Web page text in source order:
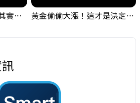
天天被9萬口空單嚇，其實你盯錯地方了｜Mr.Jimmy高志銘 #台股 #外資期貨 #融資 黃金偷偷大漲！這才是決定台股生死的「真風向球」！｜Mr.Jimmy高志銘 #黃金 #美元指數 #聯準會